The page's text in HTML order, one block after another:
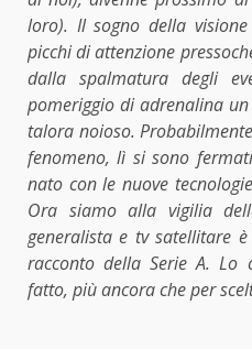
loro). Il sogno della
picchi di attenzione
dalla spalmatura degli
pomeriggio di adrenalina
talora noioso.
fenomeno, lì si sono
nato con le nuove
Ora siamo alla vigilia
generalista e tv satellitare
racconto della Serie A. Lo
fatto, più ancora che per